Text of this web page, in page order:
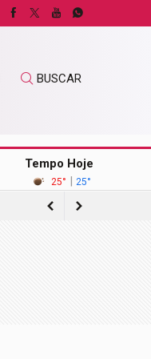
BUSCAR
Tempo Hoje
25° | 25°